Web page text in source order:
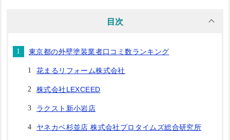
目次
東京都の外壁塗装業者口コミ数ランキング
花まるリフォーム株式会社
株式会社LEXCEED
ラクスト新小岩店
ヤネカベ杉並店 株式会社プロタイムズ総合研究所